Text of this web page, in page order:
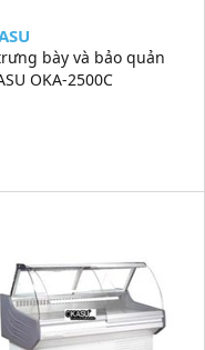
bày và bảo quản
OKA-2500C